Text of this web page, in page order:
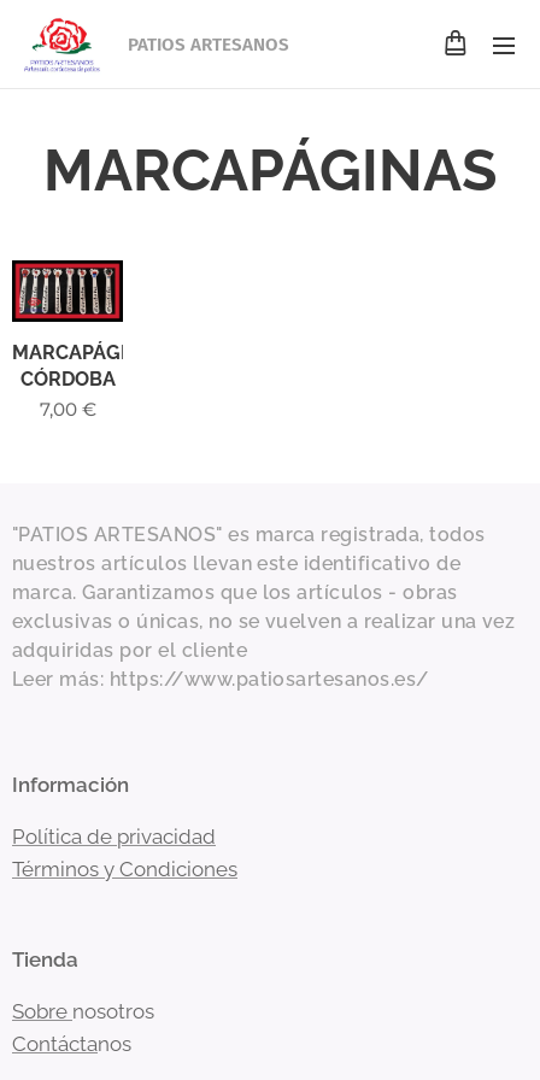
PATIOS ARTESANOS
MARCAPÁGINAS
MARCAPÁGINAS
CÓRDOBA
7,00€
"PATIOS ARTESANOS" es marca registrada, todos
nuestros artículos llevan este identificativo de
marca. Garantizamos que los artículos - obras
exclusivas o únicas, no se vuelven a realizar una vez
adquiridas por el cliente
Leer más: https://www.patiosartesanos.es/
Información
Política de privacidad
Términos y Condiciones
Tienda
Sobre nosotros
Contáctanos